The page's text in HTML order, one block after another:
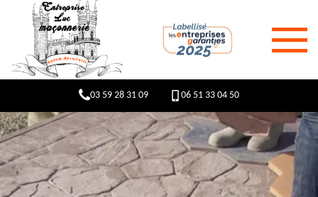
03 59 28 31 09 06 51 33 04 50